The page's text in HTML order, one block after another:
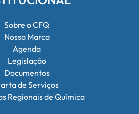
Sobre o CFQ
Nossa Marca
Agenda
Legislação
Documentos
de Serviços
Regionais de Química